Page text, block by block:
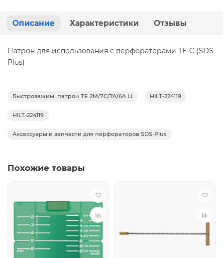
Описание Характеристики Отзывы
Патрон для использования с перфораторами TE-C (SDS
Plus)
Быстрозажим. патрон TE 2M/7C/7A/6A Li HILT-224119
HILT-224119
Аксессуары и запчасти для перфораторов SDS-Plus
Похожие товары